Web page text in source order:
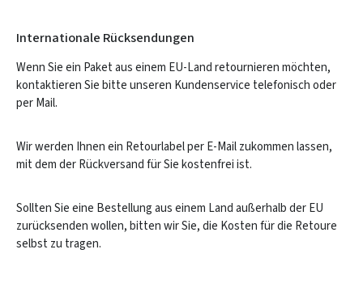
Internationale Rücksendungen
Wenn Sie ein Paket aus einem EU-Land retournieren möchten,
kontaktieren Sie bitte unseren Kundenservice telefonisch oder
per Mail.
Wir werden Ihnen ein Retourlabel per E-Mail zukommen lassen,
mit dem der Rückversand für Sie kostenfrei ist.
Sollten Sie eine Bestellung aus einem Land außerhalb der EU
zurücksenden wollen, bitten wir Sie, die Kosten für die Retoure
selbst zu tragen.